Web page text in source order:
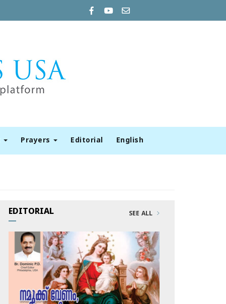
Prayers Editorial English
EDITORIAL SEE ALL